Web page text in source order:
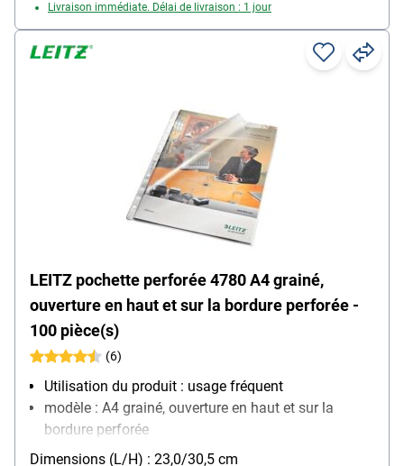
Livraison immédiate. Délai de livraison : 1 jour
LEITZ pochette perforée 4780 A4 grainé,
ouverture en haut et sur la bordure perforée -
100 pièce(s)
(6)
Utilisation du produit : usage fréquent
modèle : A4 grainé, ouverture en haut et sur la
bordure perforée
Ouverture : ouverture en haut et sur la bordure
Dimensions (L/H) : 23,0/30,5 cm